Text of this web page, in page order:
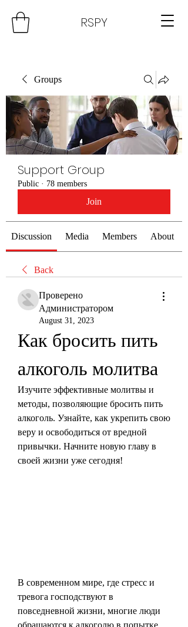
RSPY
Groups
Support Group
Public · 78 members
Join
Discussion Media Members About
Back
Проверено
Администратором
August 31, 2023
Как бросить пить
алкоголь молитва
Изучите эффективные молитвы и
методы, позволяющие бросить пить
алкоголь. Узнайте, как укрепить свою
веру и освободиться от вредной
привычки. Начните новую главу в
своей жизни уже сегодня!
В современном мире, где стресс и
тревога господствуют в
повседневной жизни, многие люди